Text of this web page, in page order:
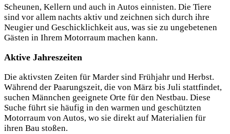
Scheunen, Kellern und auch in Autos einnisten. Die Tiere
sind vor allem nachts aktiv und zeichnen sich durch ihre
Neugier und Geschicklichkeit aus, was sie zu ungebetenen
Gästen in Ihrem Motorraum machen kann.
Aktive Jahreszeiten
Die aktivsten Zeiten für Marder sind Frühjahr und Herbst.
Während der Paarungszeit, die von März bis Juli stattfindet,
suchen Männchen geeignete Orte für den Nestbau. Diese
Suche führt sie häufig in den warmen und geschützten
Motorraum von Autos, wo sie direkt auf Materialien für
ihren Bau stoßen.